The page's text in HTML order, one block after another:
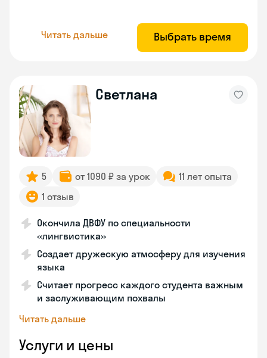
Читать дальше Выбрать время
Светлана
5 от 1090 ₽ за урок
11 лет опыта
1 отзыв
Окончила ДВФУ по специальности
«лингвистика»
Создает дружескую атмосферу для изучения
языка
Считает прогресс каждого студента важным
и заслуживающим похвалы
Читать дальше
Услуги и цены